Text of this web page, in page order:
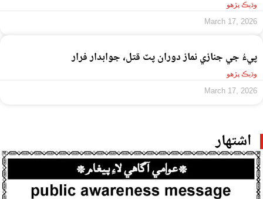
وڌيڪ پڙهو
March 17, 2026
پيءُ جي جنازي نماز دوران پٽ قتل، جوابدار فرار
وڌيڪ پڙهو
March 17, 2026
اشتهار